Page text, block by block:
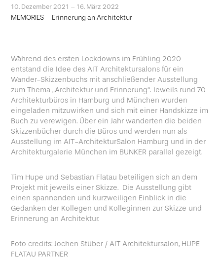
10. Dezember 2021 – 16. März 2022
MEMORIES – Erinnerung an Architektur
Während des ersten Lockdowns im Frühling 2020
entstand die Idee des AIT Architektursalons für ein
Wander-Skizzenbuchs mit anschließender Ausstellung
zum Thema „Architektur und Erinnerung“. Jeweils rund 70
Architekturbüros in Hamburg und München wurden
eingeladen mitzuwirken und sich mit einer Handskizze im
Buch zu verewigen. Über ein Jahr wanderten die beiden
Skizzenbücher durch die Büros und werden nun als
Ausstellung im AIT-ArchitekturSalon Hamburg und in der
Architekturgalerie München im BUNKER parallel gezeigt.
Tim Hupe und Sebastian Flatau beteiligen sich an dem
Projekt mit jeweils einer Skizze. Die Ausstellung gibt
einen spannenden und kurzweiligen Einblick in die
Gedanken der Kollegen und Kolleginnen zur Skizze und
Erinnerung an Architektur.
Foto credits: Jochen Stüber / AIT Architektursalon, HUPE
FLATAU PARTNER